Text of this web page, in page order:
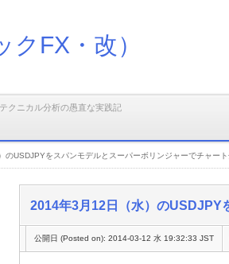
クFX・改）
クニカル分析の愚直な実践記
のUSDJPYをスパンモデルとスーパーボリンジャーでチャー
2014年3月12日（水）のUSDJPY
公開日 (Posted on): 2014-03-12 水 19:32:33 JST